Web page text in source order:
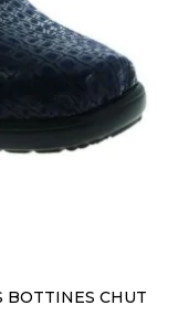
BOTTINES CHUT